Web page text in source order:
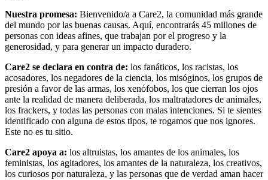
Nuestra promesa: Bienvenido/a a Care2, la comunidad más grande
del mundo por las buenas causas. Aquí, encontrarás 45 millones de
personas con ideas afines, que trabajan por el progreso y la
generosidad, y para generar un impacto duradero.
Care2 se declara en contra de: los fanáticos, los racistas, los
acosadores, los negadores de la ciencia, los misóginos, los grupos de
presión a favor de las armas, los xenófobos, los que cierran los ojos
ante la realidad de manera deliberada, los maltratadores de animales,
los frackers, y todas las personas con malas intenciones. Si te sientes
identificado con alguna de estos tipos, te rogamos que nos ignores.
Este no es tu sitio.
Care2 apoya a: los altruistas, los amantes de los animales, los
feministas, los agitadores, los amantes de la naturaleza, los creativos,
los curiosos por naturaleza, y las personas que de verdad aman hacer